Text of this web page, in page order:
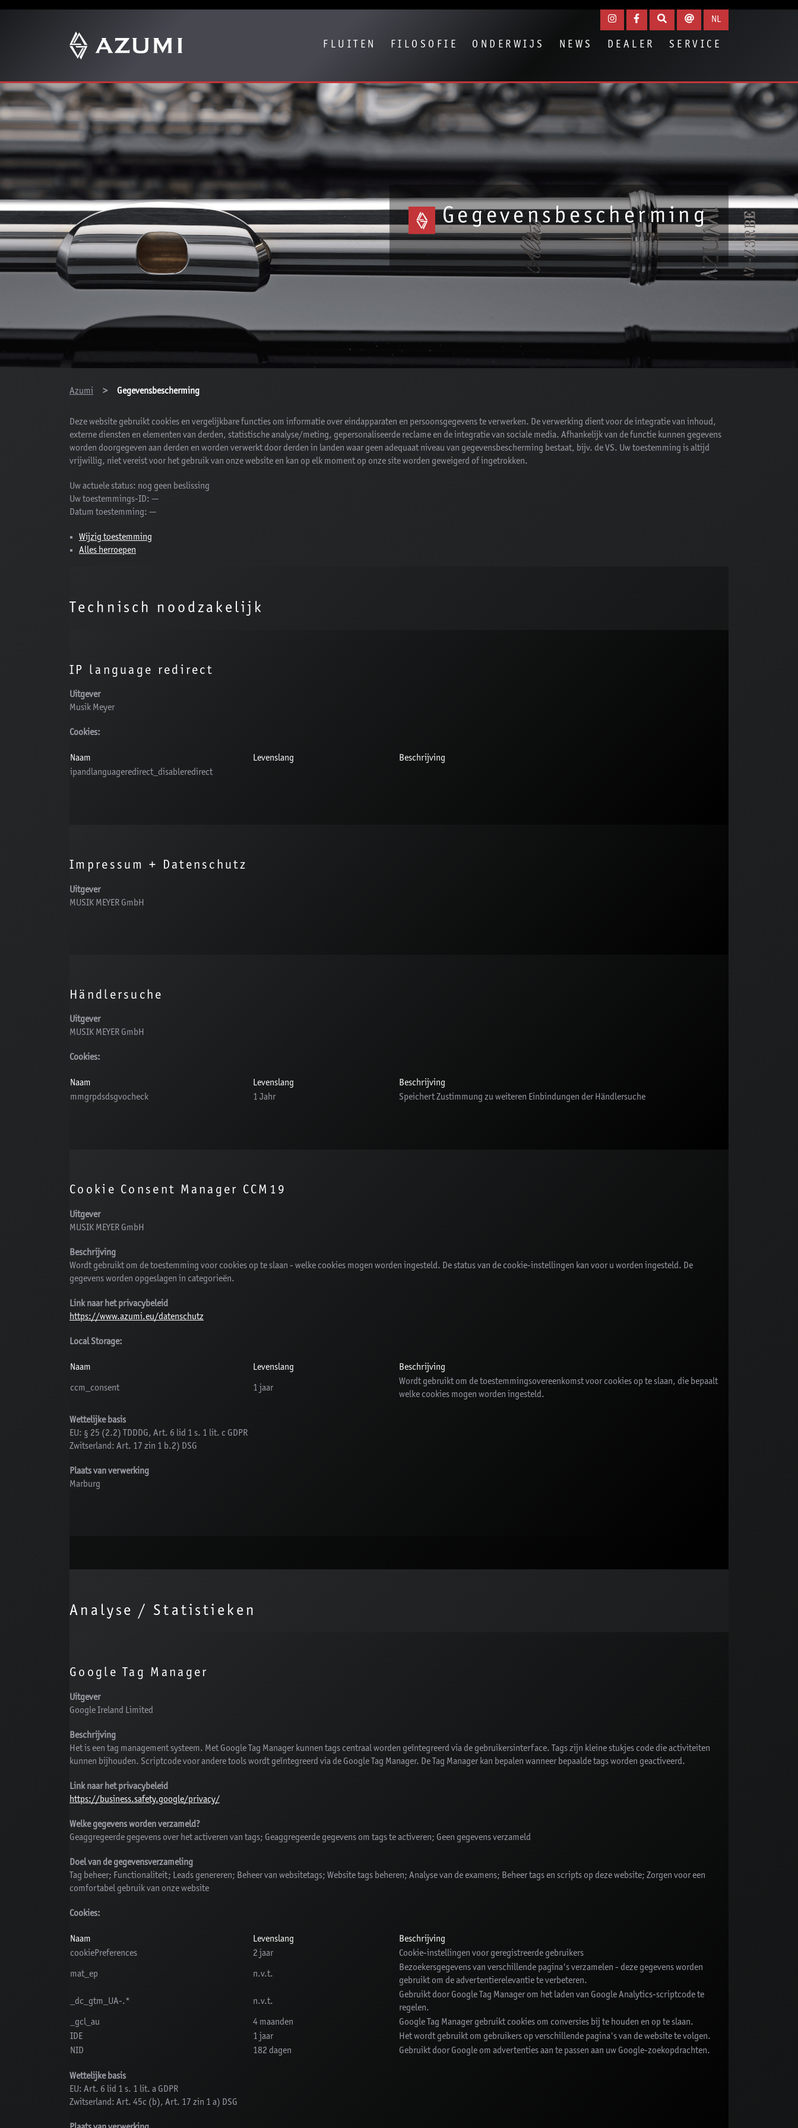
FLUITEN FILOSOFIE ONDERWIJS NEWS DEALER SERVICE
NL
Gegevensbescherming
Azumi
Gegevensbescherming
Deze website gebruikt cookies en vergelijkbare functies om informatie over eindapparaten en persoonsgegevens te verwerken. De verwerking dient voor de integratie van inhoud,
externe diensten en elementen van derden, statistische analyse/meting, gepersonaliseerde reclame en de integratie van sociale media. Afhankelijk van de functie kunnen gegevens
worden doorgegeven aan derden en worden verwerkt door derden in landen waar geen adequaat niveau van gegevensbescherming bestaat, bijv. de VS. Uw toestemming is altijd
vrijwillig, niet vereist voor het gebruik van onze website en kan op elk moment op onze site worden geweigerd of ingetrokken.
Uw actuele status: nog geen beslissing
Uw toestemmings-ID: —
Datum toestemming: —
Wijzig toestemming
Alles herroepen
Technisch noodzakelijk
IP language redirect
Uitgever
Musik Meyer
Cookies:
Naam Levenslang
Beschrijving
ipandlanguageredirect_disableredirect
Impressum + Datenschutz
Uitgever
MUSIK MEYER GmbH
Händlersuche
Uitgever
MUSIK MEYER GmbH
Cookies:
Naam Levenslang
Beschrijving
mmgrpdsdsgvocheck
1 Jahr Speichert Zustimmung zu weiteren Einbindungen der Händlersuche
Cookie Consent Manager CCM19
Uitgever
MUSIK MEYER GmbH
Beschrijving
Wordt gebruikt om de toestemming voor cookies op te slaan - welke cookies mogen worden ingesteld. De status van de cookie-instellingen kan voor u worden ingesteld. De
gegevens worden opgeslagen in categorieën.
Link naar het privacybeleid
https://www.azumi.eu/datenschutz
Local Storage:
Naam Levenslang Beschrijving
ccm_consent 1 jaar
Wordt gebruikt om de toestemmingsovereenkomst voor cookies op te slaan, die bepaalt
welke cookies mogen worden ingesteld.
Wettelijke basis
EU: § 25 (2.2) TDDDG, Art. 6 lid 1 s. 1 lit. c GDPR
Zwitserland: Art. 17 zin 1 b.2) DSG
Plaats van verwerking
Marburg
Analyse / Statistieken
Google Tag Manager
Uitgever
Google Ireland Limited
Beschrijving
Het is een tag management systeem. Met Google Tag Manager kunnen tags centraal worden geïntegreerd via de gebruikersinterface. Tags zijn kleine stukjes code die activiteiten
kunnen bijhouden. Scriptcode voor andere tools wordt geïntegreerd via de Google Tag Manager. De Tag Manager kan bepalen wanneer bepaalde tags worden geactiveerd.
Link naar het privacybeleid
https://business.safety.google/privacy/
Welke gegevens worden verzameld?
Geaggregeerde gegevens over het activeren van tags; Geaggregeerde gegevens om tags te activeren; Geen gegevens verzameld
Doel van de gegevensverzameling
Tag beheer; Functionaliteit; Leads genereren; Beheer van websitetags; Website tags beheren; Analyse van de examens; Beheer tags en scripts op deze website; Zorgen voor een
comfortabel gebruik van onze website
Cookies:
Naam Levenslang
Beschrijving
cookiePreferences
2 jaar Cookie-instellingen voor geregistreerde gebruikers
mat_ep n.v.t.
Bezoekersgegevens van verschillende pagina's verzamelen - deze gegevens worden
gebruikt om de advertentierelevantie te verbeteren.
_dc_gtm_UA-.* n.v.t.
Gebruikt door Google Tag Manager om het laden van Google Analytics-scriptcode te
regelen.
_gcl_au
4 maanden
Google Tag Manager gebruikt cookies om conversies bij te houden en op te slaan.
IDE
1 jaar
Het wordt gebruikt om gebruikers op verschillende pagina's van de website te volgen.
NID
182 dagen Gebruikt door Google om advertenties aan te passen aan uw Google-zoekopdrachten.
Wettelijke basis
EU: Art. 6 lid 1 s. 1 lit. a GDPR
Zwitserland: Art. 45c (b), Art. 17 zin 1 a) DSG